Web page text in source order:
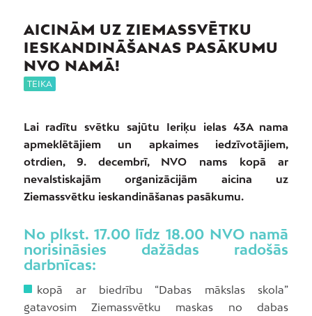
AICINĀM UZ ZIEMASSVĒTKU
IESKANDINĀŠANAS PASĀKUMU
NVO NAMĀ!
TEIKA
Lai radītu svētku sajūtu Ieriķu ielas 43A nama
apmeklētājiem un apkaimes iedzīvotājiem,
otrdien, 9. decembrī, NVO nams kopā ar
nevalstiskajām organizācijām aicina uz
Ziemassvētku ieskandināšanas pasākumu.
No plkst. 17.00 līdz 18.00 NVO namā
norisināsies dažādas radošās
darbnīcas:
kopā ar biedrību “Dabas mākslas skola”
gatavosim Ziemassvētku maskas no dabas